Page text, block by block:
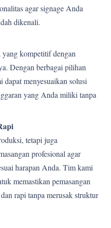
agar signage Anda
dikenali.
kompetitif dengan
Dengan berbagai pilihan
menyesuaikan solusi
yang Anda miliki tanpa
tetapi juga
profesional agar
harapan Anda. Tim kami
memastikan pemasangan
rapi tanpa merusak struktur